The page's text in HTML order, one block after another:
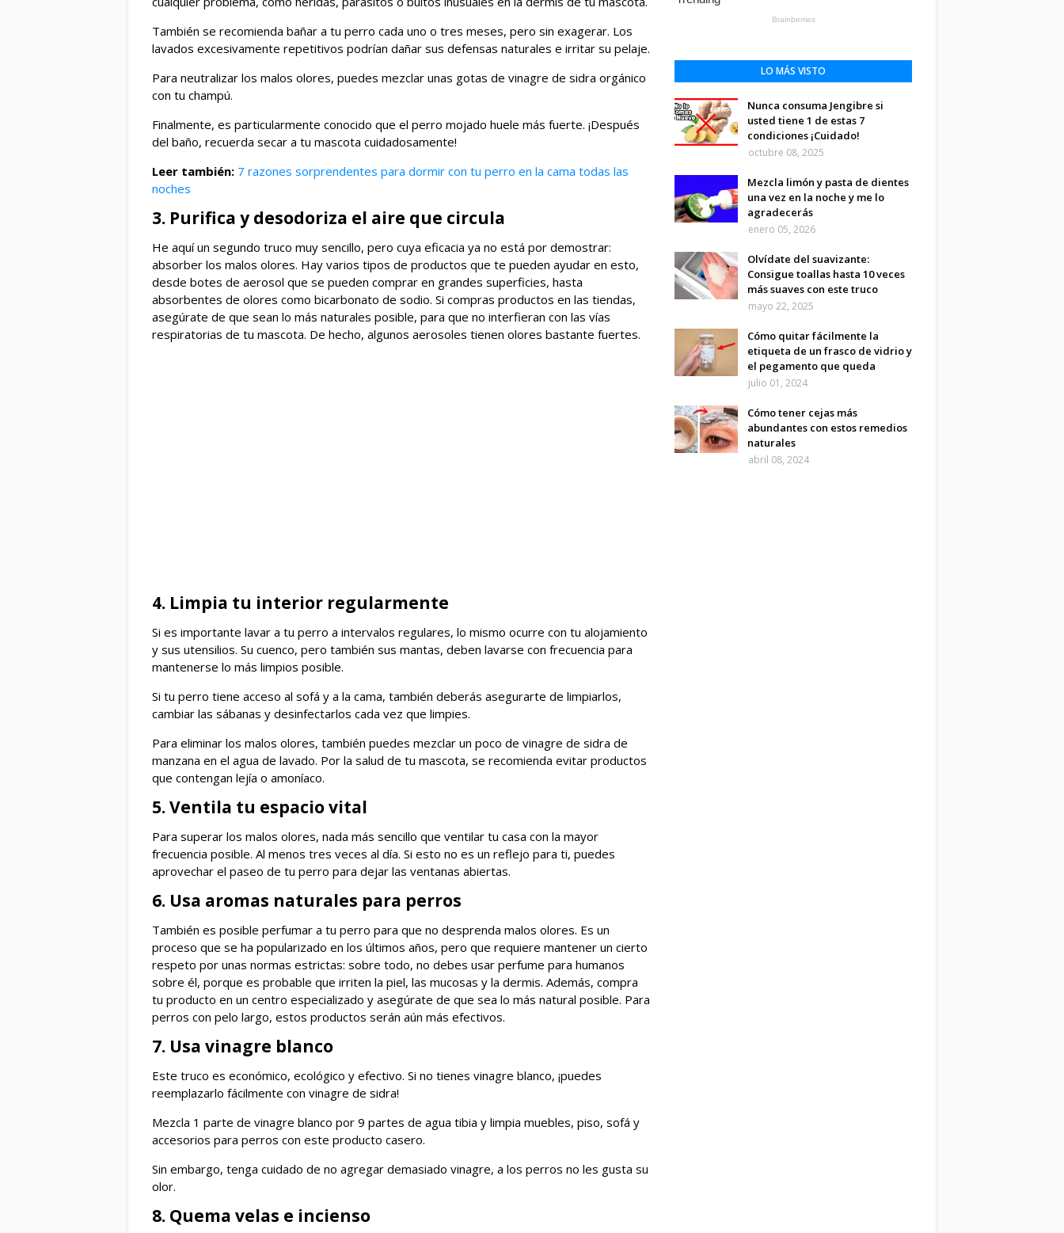
También se recomienda bañar a tu perro cada uno o tres meses, pero sin exagerar. Los
lavados excesivamente repetitivos podrían dañar sus defensas naturales e irritar su pelaje.
Para neutralizar los malos olores, puedes mezclar unas gotas de vinagre de sidra orgánico
con tu champú.
Finalmente, es particularmente conocido que el perro mojado huele más fuerte. ¡Después
del baño, recuerda secar a tu mascota cuidadosamente!
Leer también: 7 razones sorprendentes para dormir con tu perro en la cama todas las
noches
3. Purifica y desodoriza el aire que circula
He aquí un segundo truco muy sencillo, pero cuya eficacia ya no está por demostrar:
absorber los malos olores. Hay varios tipos de productos que te pueden ayudar en esto,
desde botes de aerosol que se pueden comprar en grandes superficies, hasta
absorbentes de olores como bicarbonato de sodio. Si compras productos en las tiendas,
asegúrate de que sean lo más naturales posible, para que no interfieran con las vías
respiratorias de tu mascota. De hecho, algunos aerosoles tienen olores bastante fuertes.
4. Limpia tu interior regularmente
Si es importante lavar a tu perro a intervalos regulares, lo mismo ocurre con tu alojamiento
y sus utensilios. Su cuenco, pero también sus mantas, deben lavarse con frecuencia para
mantenerse lo más limpios posible.
Si tu perro tiene acceso al sofá y a la cama, también deberás asegurarte de limpiarlos,
cambiar las sábanas y desinfectarlos cada vez que limpies.
Para eliminar los malos olores, también puedes mezclar un poco de vinagre de sidra de
manzana en el agua de lavado. Por la salud de tu mascota, se recomienda evitar productos
que contengan lejía o amoníaco.
5. Ventila tu espacio vital
Para superar los malos olores, nada más sencillo que ventilar tu casa con la mayor
frecuencia posible. Al menos tres veces al día. Si esto no es un reflejo para ti, puedes
aprovechar el paseo de tu perro para dejar las ventanas abiertas.
6. Usa aromas naturales para perros
También es posible perfumar a tu perro para que no desprenda malos olores. Es un
proceso que se ha popularizado en los últimos años, pero que requiere mantener un cierto
respeto por unas normas estrictas: sobre todo, no debes usar perfume para humanos
sobre él, porque es probable que irriten la piel, las mucosas y la dermis. Además, compra
tu producto en un centro especializado y asegúrate de que sea lo más natural posible. Para
perros con pelo largo, estos productos serán aún más efectivos.
7. Usa vinagre blanco
Este truco es económico, ecológico y efectivo. Si no tienes vinagre blanco, ¡puedes
reemplazarlo fácilmente con vinagre de sidra!
Mezcla 1 parte de vinagre blanco por 9 partes de agua tibia y limpia muebles, piso, sofá y
accesorios para perros con este producto casero.
Sin embargo, tenga cuidado de no agregar demasiado vinagre, a los perros no les gusta su
olor.
8. Quema velas e incienso
LO MÁS VISTO
Nunca consuma Jengibre si
usted tiene 1 de estas 7
condiciones ¡Cuidado!
octubre 08, 2025
Mezcla limón y pasta de dientes
una vez en la noche y me lo
agradecerás
enero 05, 2026
Olvídate del suavizante:
Consigue toallas hasta 10 veces
más suaves con este truco
mayo 22, 2025
Cómo quitar fácilmente la
etiqueta de un frasco de vidrio y
el pegamento que queda
julio 01, 2024
Cómo tener cejas más
abundantes con estos remedios
naturales
abril 08, 2024